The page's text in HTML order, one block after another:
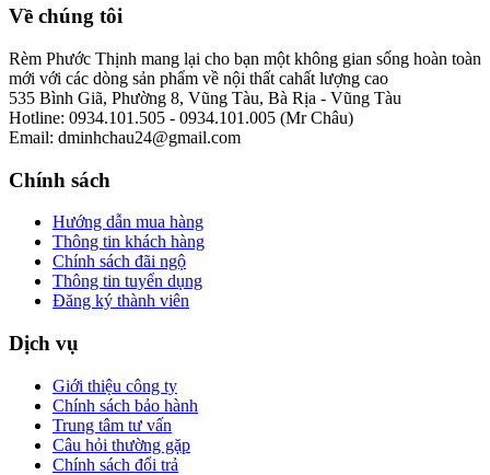
Về chúng tôi
Rèm Phước Thịnh mang lại cho bạn một không gian sống hoàn toàn
mới với các dòng sản phẩm về nội thất cahất lượng cao
535 Bình Giã, Phường 8, Vũng Tàu, Bà Rịa - Vũng Tàu
Hotline: 0934.101.505 - 0934.101.005 (Mr Châu)
Email: dminhchau24@gmail.com
Chính sách
Hướng dẫn mua hàng
Thông tin khách hàng
Chính sách đãi ngộ
Thông tin tuyển dụng
Đăng ký thành viên
Dịch vụ
Giới thiệu công ty
Chính sách bảo hành
Trung tâm tư vấn
Câu hỏi thường gặp
Chính sách đổi trả